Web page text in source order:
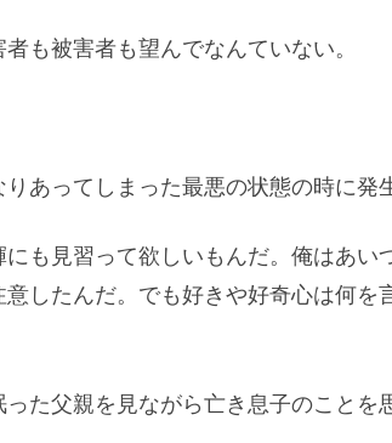
も被害者も望んでなんていない。
あってしまった最悪の状態の時に発
にも見習って欲しいもんだ。俺はあい
したんだ。でも好きや好奇心は何を
た父親を見ながら亡き息子のことを